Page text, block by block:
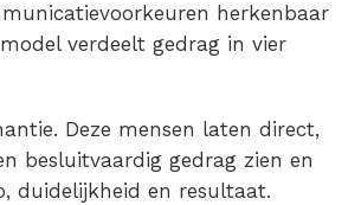
herkenbaar
verdeelt gedrag in vier
Deze mensen laten direct,
besluitvaardig gedrag zien en
duidelijkheid en resultaat.